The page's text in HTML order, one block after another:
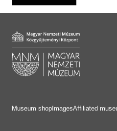
Museum shop ImagesAffiliated